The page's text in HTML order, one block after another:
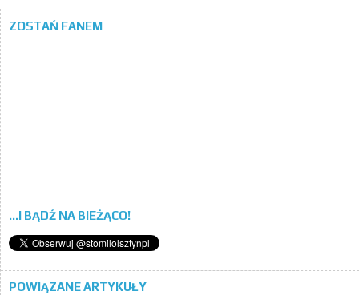
ZOSTAŃ FANEM
...I BĄDŹ NA BIEŻĄCO!
POWIĄZANE ARTYKUŁY